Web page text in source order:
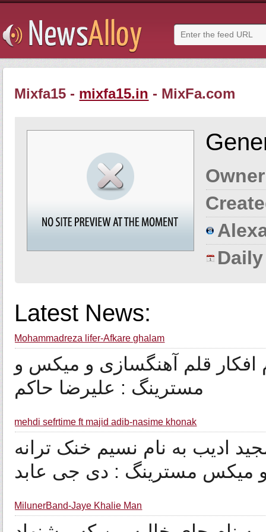
Mixfa15 - mixfa15.in - MixFa.com
Latest News:
Mohammadreza lifer-Afkare ghalam
افکار قلم آهنگسازی و میکس و
مسترینگ : علیرضا حاکم
mehdi sefrtime ft majid adib-nasime khonak
ادیب به نام نسیم خنک ترانه
و میکس مسترینگ : دی جی عابد
MilunerBand-Jaye Khalie Man